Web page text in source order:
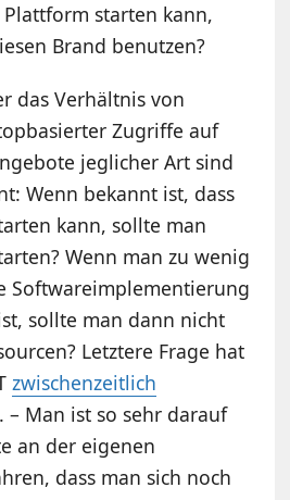
starten kann,
Brand benutzen?
das Verhältnis von
Zugriffe auf
jeglicher Art sind
Wenn bekannt ist, dass
kann, sollte man
Wenn man zu wenig
Softwareimplementierung
sollte man dann nicht
Letztere Frage hat
zwischenzeitlich
– Man ist so sehr darauf
an der eigenen
dass man sich noch